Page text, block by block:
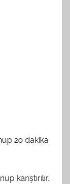
20 dakika
karıştırılır.